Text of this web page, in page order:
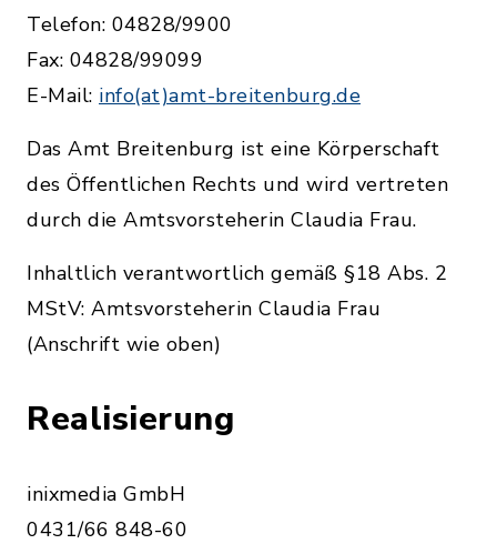
Telefon: 04828/9900
Fax: 04828/99099
E-Mail: info(at)amt-breitenburg.de
Das Amt Breitenburg ist eine Körperschaft
des Öffentlichen Rechts und wird vertreten
durch die Amtsvorsteherin Claudia Frau.
Inhaltlich verantwortlich gemäß §18 Abs. 2
MStV: Amtsvorsteherin Claudia Frau
(Anschrift wie oben)
Realisierung
inixmedia GmbH
0431/66 848-60